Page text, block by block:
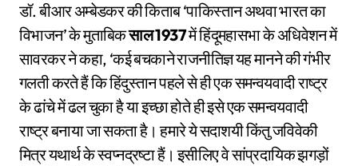
डॉ. बीआर अम्बेडकर की किताब ‘पाकिस्तान अथवा भारत का
विभाजन’ के मुताबिकसाल 1937में हिंदूमहासभा के अधिवेशन में
सावरकर ने कहा, ‘कई बचकाने राजनीतिज्ञ यह मानने की गंभीर
गलती करते हैं कि हिंदुस्तान पहले से ही एक समन्वयवादी राष्ट्र
के ढांचे में ढल चुका है या इच्छा होते ही इसे एक समन्वयवादी
राष्ट्र बनाया जा सकता है। हमारे ये सदाशयी किंतु जविवेकी
मित्र यथार्थ के स्वप्नद्रष्टा हैं। इसीलिए वे सांप्रदायिक झगड़ों